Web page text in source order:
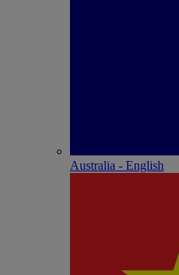
Australia - English